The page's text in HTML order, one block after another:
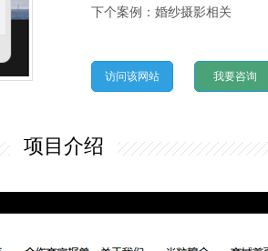
下个案例： 婚纱摄影相关
访问该网站 我要咨询
项目介绍